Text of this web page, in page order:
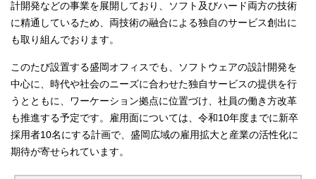
計開発などの事業を展開しており、ソフト及びハード両方の技術
に精通しているため、両技術の融合による独自のサービス創出に
も取り組んでおります。
このたび設置する盛岡オフィスでも、ソフトウェアの設計開発を
中心に、時代や社会のニーズに合わせた独自サービスの提供を行
うとともに、ワーケーション拠点に位置づけ、社員の働き方改革
も推進する予定です。雇用面については、令和10年度までに新卒
採用者10名にする計画で、盛岡広域の雇用拡大と産業の活性化に
期待が寄せられています。